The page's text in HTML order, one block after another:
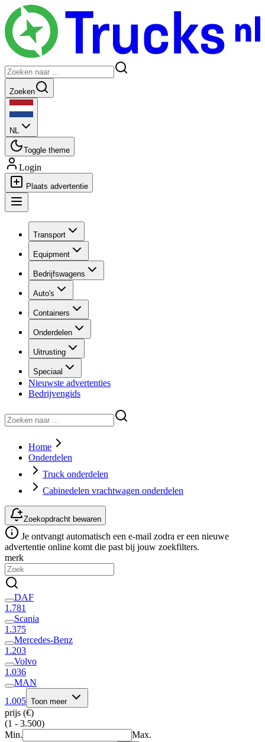
Zoeken
NL
Toggle theme
Login
Plaats advertentie
Transport
Equipment
Bedrijfswagens
Auto's
Containers
Onderdelen
Uitrusting
Speciaal
Nieuwste advertenties
Bedrijvengids
Home
Onderdelen
Truck onderdelen
Cabinedelen vrachtwagen onderdelen
Zoekopdracht bewaren
Je ontvangt automatisch een e-mail zodra er een nieuwe
advertentie online komt die past bij jouw zoekfilters.
merk
DAF
1.781
Scania
1.375
Mercedes-Benz
1.203
Volvo
1.036
MAN
1.005 Toon meer
prijs (€)
(1 - 3.500)
Min.
Max.